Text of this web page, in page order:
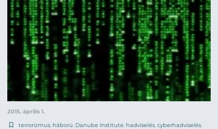
2015. április 1.
terrorizmus háború Danube Institute hadviselés cyberhadviselés